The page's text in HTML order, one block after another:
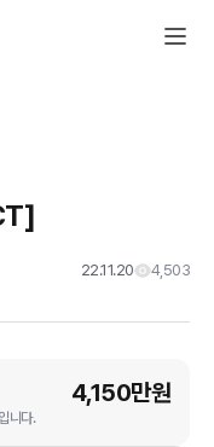
22.11.20 4,503
4,150만원
니다.